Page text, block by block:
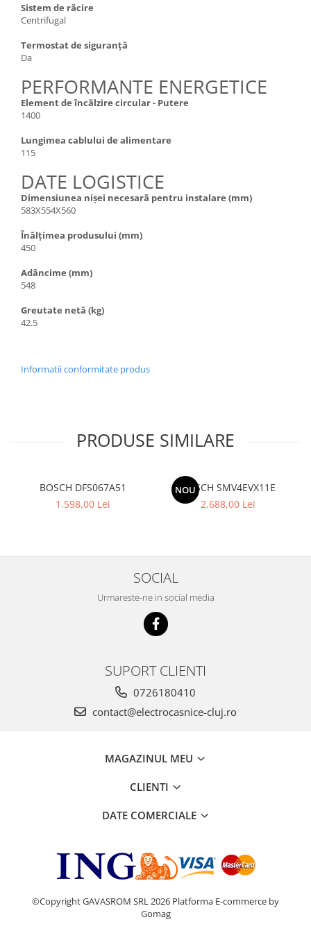
Sistem de răcire
Centrifugal
Termostat de siguranță
Da
PERFORMANTE ENERGETICE
Element de încălzire circular - Putere
1400
Lungimea cablului de alimentare
115
DATE LOGISTICE
Dimensiunea nișei necesară pentru instalare (mm)
583X554X560
Înălțimea produsului (mm)
450
Adâncime (mm)
548
Greutate netă (kg)
42.5
Informatii conformitate produs
PRODUSE SIMILARE
BOSCH DFS067A51
1.598,00 Lei
NOU
BOSCH SMV4EVX11E
2.688,00 Lei
SOCIAL
Urmareste-ne in social media
SUPORT CLIENTI
0726180410
contact@electrocasnice-cluj.ro
MAGAZINUL MEU
CLIENTI
DATE COMERCIALE
©Copyright GAVASROM SRL 2026 Platforma E-commerce by
Gomag